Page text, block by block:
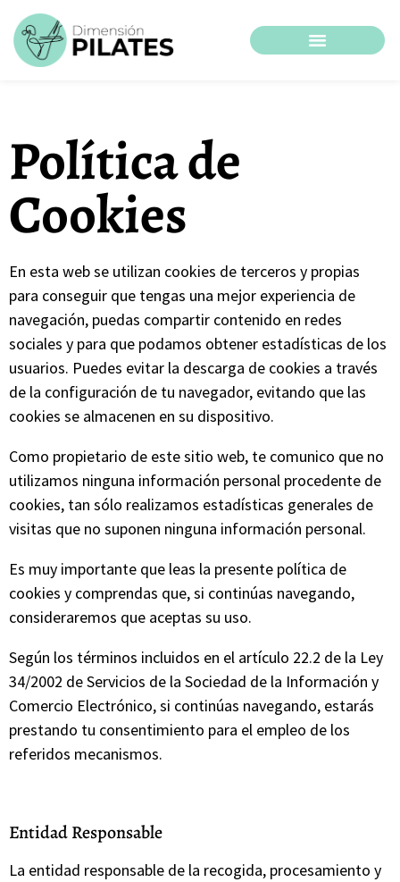
Política de
Cookies
En esta web se utilizan cookies de terceros y propias
para conseguir que tengas una mejor experiencia de
navegación, puedas compartir contenido en redes
sociales y para que podamos obtener estadísticas de los
usuarios. Puedes evitar la descarga de cookies a través
de la configuración de tu navegador, evitando que las
cookies se almacenen en su dispositivo.
Como propietario de este sitio web, te comunico que no
utilizamos ninguna información personal procedente de
cookies, tan sólo realizamos estadísticas generales de
visitas que no suponen ninguna información personal.
Es muy importante que leas la presente política de
cookies y comprendas que, si continúas navegando,
consideraremos que aceptas su uso.
Según los términos incluidos en el artículo 22.2 de la Ley
34/2002 de Servicios de la Sociedad de la Información y
Comercio Electrónico, si continúas navegando, estarás
prestando tu consentimiento para el empleo de los
referidos mecanismos.
Entidad Responsable
La entidad responsable de la recogida, procesamiento y